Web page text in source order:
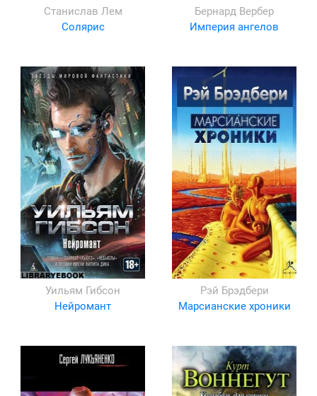
Станислав Лем
Солярис
Бернард Вербер
Империя ангелов
Уильям Гибсон
Нейромант
Рэй Брэдбери
Марсианские хроники